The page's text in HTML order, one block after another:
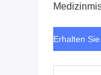
Erhalten